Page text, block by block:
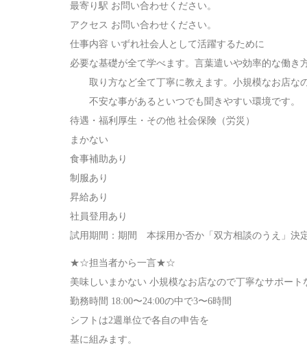
最寄り駅 お問い合わせください。
アクセス お問い合わせください。
仕事内容 いずれ社会人として活躍するために
必要な基礎が全て学べます。言葉遣いや効率的な働き
取り方など全て丁寧に教えます。小規模なお店な
不安な事があるといつでも聞きやすい環境です。
待遇・福利厚生・その他 社会保険（労災）
まかない
食事補助あり
制服あり
昇給あり
社員登用あり
試用期間：期間 本採用か否か「双方相談のうえ」決
★☆担当者から一言★☆
美味しいまかない 小規模なお店なので丁寧なサポート
勤務時間 18:00〜24:00の中で3〜6時間
シフトは2週単位で各自の申告を
基に組みます。